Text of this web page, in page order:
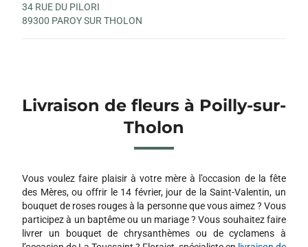
34 RUE DU PILORI
89300 PAROY SUR THOLON
Livraison de fleurs à Poilly-sur-
Tholon
Vous voulez faire plaisir à votre mère à l’occasion de la fête
des Mères, ou offrir le 14 février, jour de la Saint-Valentin, un
bouquet de roses rouges à la personne que vous aimez ? Vous
participez à un baptême ou un mariage ? Vous souhaitez faire
livrer un bouquet de chrysanthèmes ou de cyclamens à